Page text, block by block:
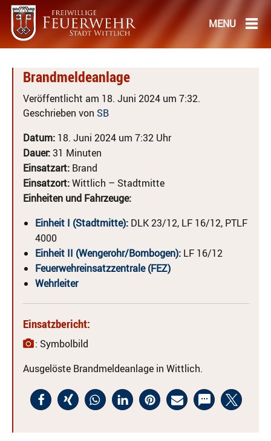
Brandmeldeanlage
Veröffentlicht am 18. Juni 2024 um 7:32.
Geschrieben von SB
Datum: 18. Juni 2024 um 7:32 Uhr
Dauer:31 Minuten
Einsatzart: Brand
Einsatzort:Wittlich – Stadtmitte
Einheiten und Fahrzeuge:
Einheit I (Stadtmitte): DLK 23/12, LF 16/12, PTLF
4000
Einheit II (Wengerohr/Bombogen): LF 16/12
Feuerwehreinsatzzentrale (FEZ)
Wehrleiter
Einsatzbericht:
: Symbolbild
Ausgelöste Brandmeldeanlage in Wittlich.